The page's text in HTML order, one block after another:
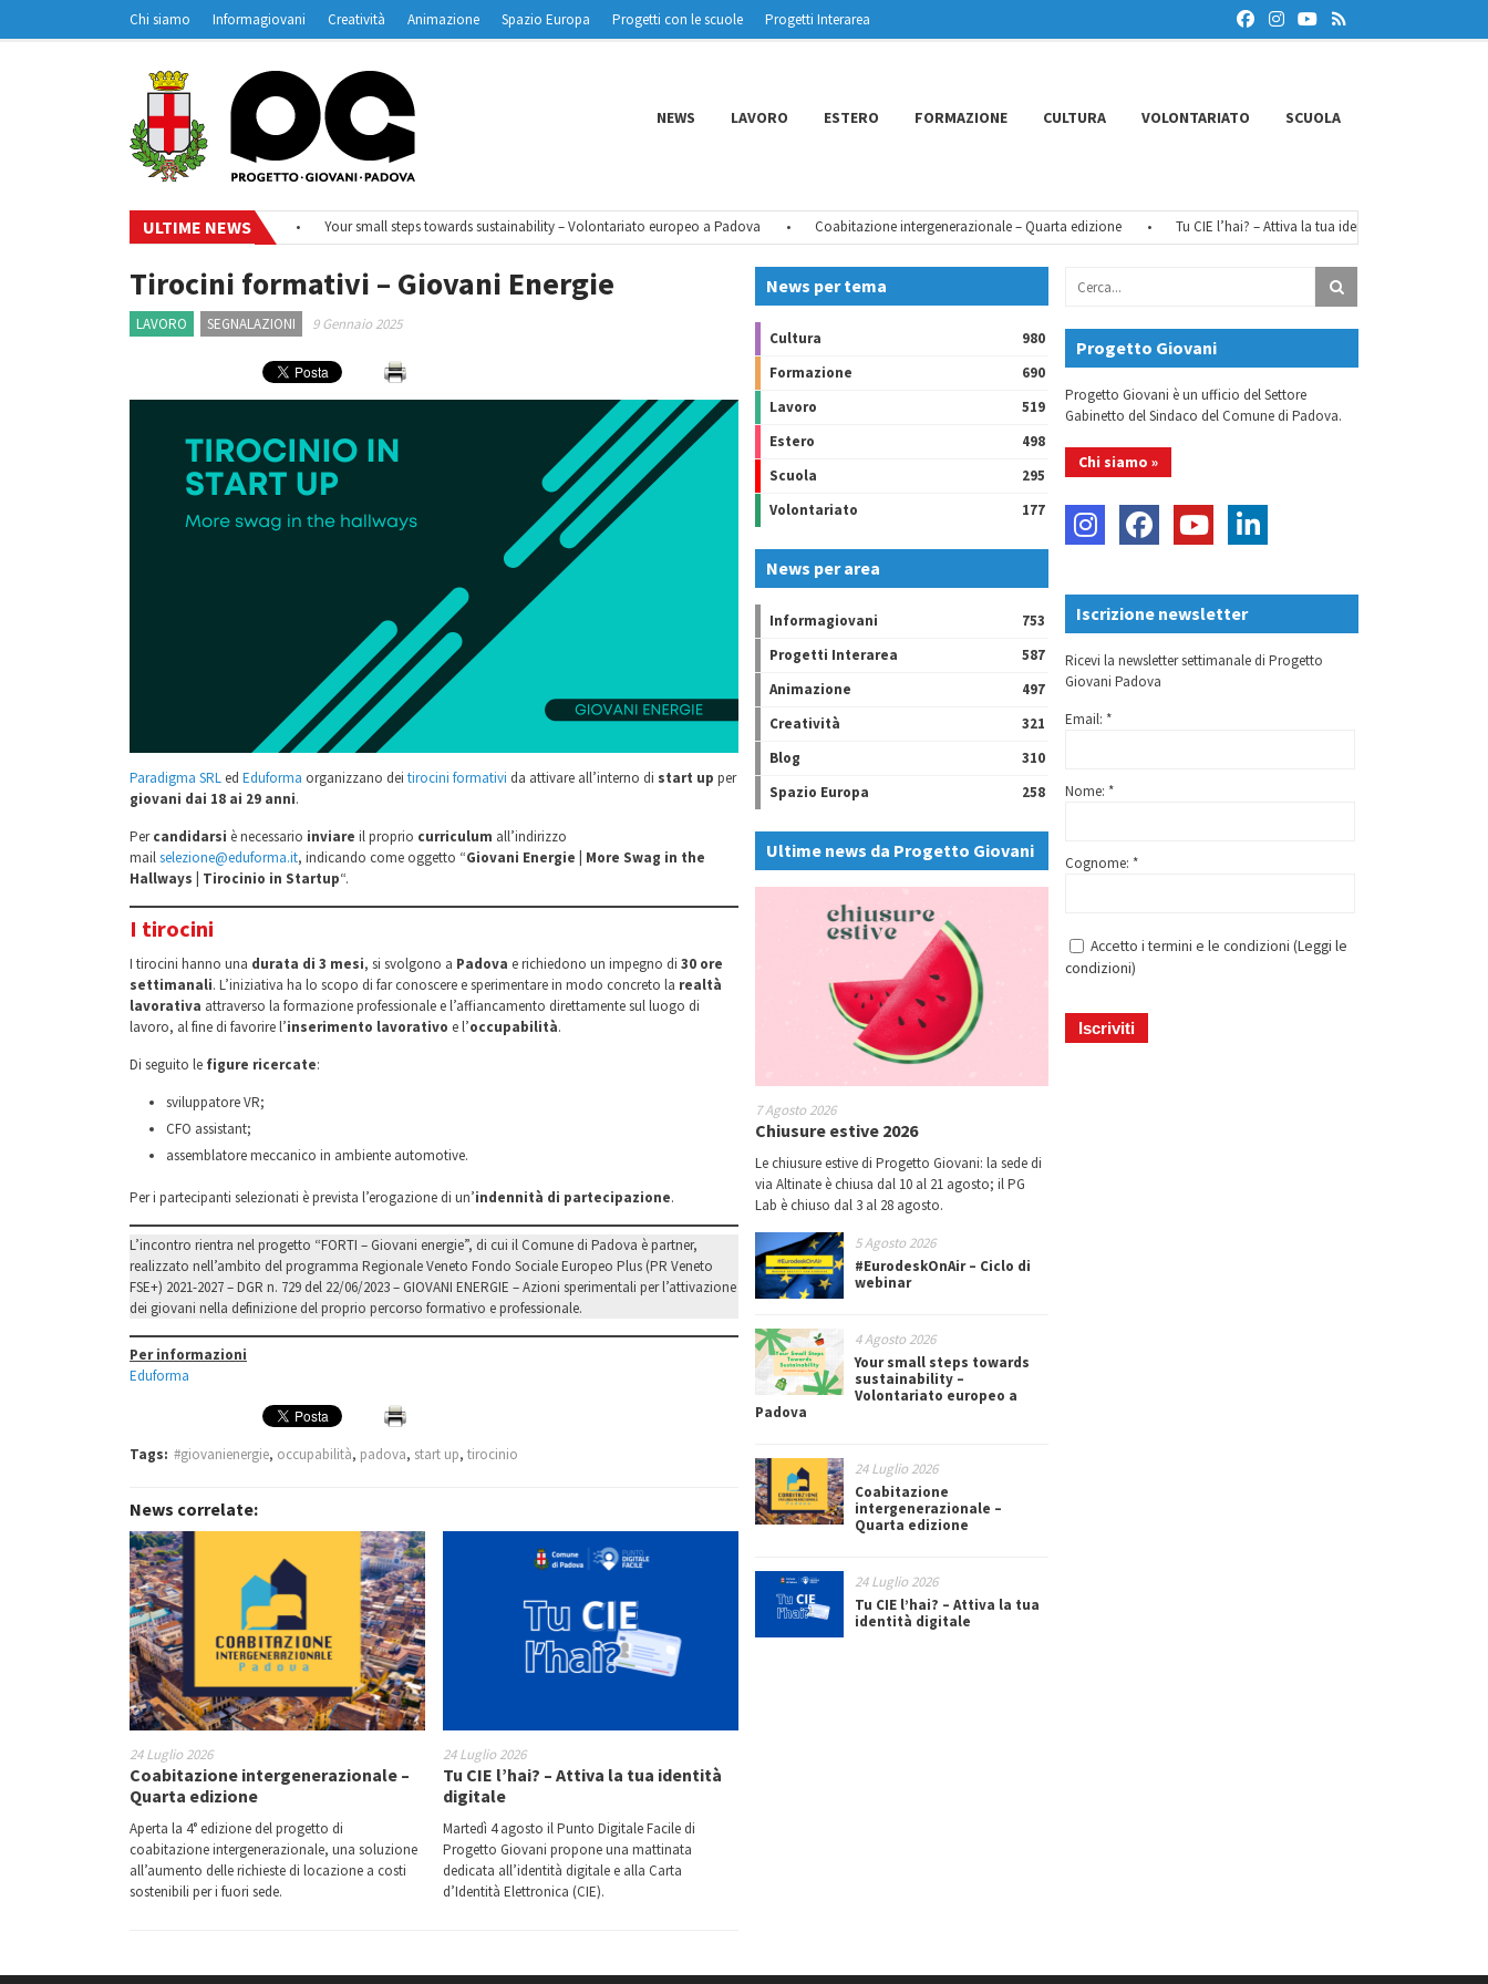
Chi siamo Informagiovani Creatività Animazione Spazio Europa Progetti con le scuole
Progetti Interarea
Contatti
Padovanet
NEWS LAVORO ESTERO FORMAZIONE CULTURA VOLONTARIATO SCUOLA
ULTIME NEWS
#EurodeskOnAir – Ciclo di webinar Your small steps towards sustainability – Volontariato europeo a Padova Coabitazione intergenerazionale – Quarta edizione Tu CIE l’hai? – Attiva la tua identità digitale
Tirocini formativi – Giovani Energie
LAVORO SEGNALAZIONI 9 Gennaio 2025
Paradigma SRL ed Eduforma organizzano dei tirocini formativi da attivare all’interno di start up per
giovani dai 18 ai 29 anni.
Percandidarsi è necessario inviare il proprio curriculum all’indirizzo
mailselezione@eduforma.it, indicando come oggetto “Giovani Energie | More Swag in the
Hallways | Tirocinio in Startup“.
I tirocini
I tirocini hanno una durata di 3 mesi, si svolgono a Padova e richiedono un impegno di 30 ore
settimanali. L’iniziativa ha lo scopo di far conoscere e sperimentare in modo concreto la realtà
lavorativa attraverso la formazione professionale e l’affiancamento direttamente sul luogo di
lavoro, al fine di favorire l’inserimento lavorativo e l’occupabilità.
Di seguito le figure ricercate:
sviluppatore VR;
CFO assistant;
assemblatore meccanico in ambiente automotive.
Per i partecipanti selezionati è prevista l’erogazione di un’indennità di partecipazione.
L’incontro rientra nel progetto “FORTI – Giovani energie”, di cui il Comune di Padova è partner,
realizzato nell’ambito del programma Regionale Veneto Fondo Sociale Europeo Plus (PR Veneto
FSE+) 2021-2027 – DGR n. 729 del 22/06/2023 – GIOVANI ENERGIE – Azioni sperimentali per l’attivazione
dei giovani nella definizione del proprio percorso formativo e professionale.
Per informazioni
Eduforma
Tags: #giovanienergie, occupabilità, padova, start up, tirocinio
News correlate:
24 Luglio 2026
Coabitazione intergenerazionale –
Quarta edizione
Aperta la 4° edizione del progetto di
coabitazione intergenerazionale, una soluzione
all’aumento delle richieste di locazione a costi
sostenibili per i fuori sede.
24 Luglio 2026
Tu CIE l’hai? – Attiva la tua identità
digitale
Martedì 4 agosto il Punto Digitale Facile di
Progetto Giovani propone una mattinata
dedicata all’identità digitale e alla Carta
d’Identità Elettronica (CIE).
News per tema
Cultura
980
Formazione
690
Lavoro
519
Estero
498
Scuola
295
Volontariato
177
News per area
Informagiovani
753
Progetti Interarea
587
Animazione
497
Creatività
321
Blog
310
Spazio Europa
258
Ultime news da Progetto Giovani
7 Agosto 2026
Chiusure estive 2026
Le chiusure estive di Progetto Giovani: la sede di
via Altinate è chiusa dal 10 al 21 agosto; il PG
Lab è chiuso dal 3 al 28 agosto.
5 Agosto 2026
#EurodeskOnAir – Ciclo di
webinar
4 Agosto 2026
Your small steps towards
sustainability –
Volontariato europeo a
Padova
24 Luglio 2026
Coabitazione
intergenerazionale –
Quarta edizione
24 Luglio 2026
Tu CIE l’hai? – Attiva la tua
identità digitale
Progetto Giovani
Progetto Giovani è un ufficio del Settore
Gabinetto del Sindaco del Comune di Padova.
Chi siamo »
Iscrizione newsletter
Ricevi la newsletter settimanale di Progetto
Giovani Padova
Email: *
Nome: *
Cognome: *
Accetto i termini e le condizioni (Leggi le
condizioni)